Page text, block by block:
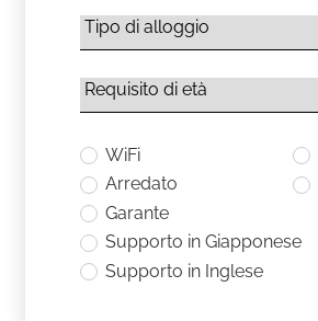
WiFi
Arredato
Garante
Supporto in Giapponese
Supporto in Inglese